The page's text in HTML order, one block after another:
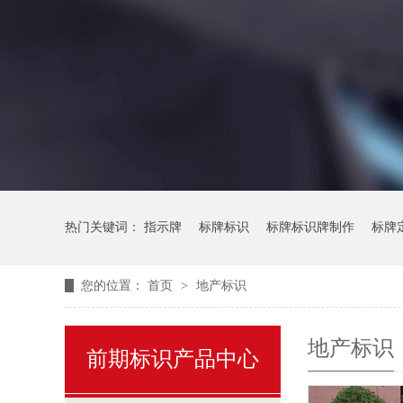
热门关键词： 指示牌 标牌标识 标牌标识牌制作 标牌
您的位置： 首页 > 地产标识
地产标识
前期标识产品中心